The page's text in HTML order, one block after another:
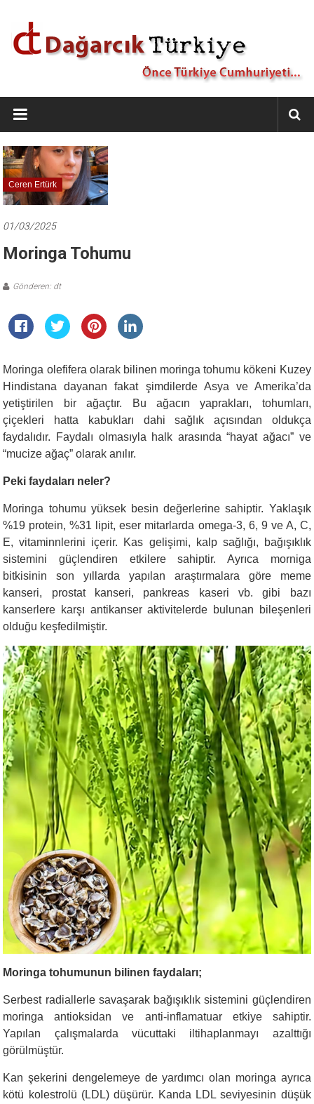
Dağarcık
Türkiye
Önce
Türkiye
Cumhuriyeti…
Ceren Ertürk
01/03/2025
Moringa Tohumu
Gönderen: dt
Moringa olefifera olarak bilinen moringa tohumu kökeni Kuzey
Hindistana dayanan fakat şimdilerde Asya ve Amerika’da
yetiştirilen bir ağaçtır. Bu ağacın yaprakları, tohumları,
çiçekleri hatta kabukları dahi sağlık açısından oldukça
faydalıdır. Faydalı olmasıyla halk arasında “hayat ağacı” ve
“mucize ağaç” olarak anılır.
Peki faydaları neler?
Moringa tohumu yüksek besin değerlerine sahiptir. Yaklaşık
%19 protein, %31 lipit, eser mitarlarda omega-3, 6, 9 ve A, C,
E, vitaminnlerini içerir. Kas gelişimi, kalp sağlığı, bağışıklık
sistemini güçlendiren etkilere sahiptir. Ayrıca morniga
bitkisinin son yıllarda yapılan araştırmalara göre meme
kanseri, prostat kanseri, pankreas kaseri vb. gibi bazı
kanserlere karşı antikanser aktivitelerde bulunan bileşenleri
olduğu keşfedilmiştir.
Moringa tohumunun bilinen faydaları;
Serbest radiallerle savaşarak bağışıklık sistemini güçlendiren
moringa antioksidan ve anti-inflamatuar etkiye sahiptir.
Yapılan çalışmalarda vücuttaki iltihaplanmayı azalttığı
görülmüştür.
Kan şekerini dengelemeye de yardımcı olan moringa ayrıca
kötü kolestrolü (LDL) düşürür. Kanda LDL seviyesinin düşük